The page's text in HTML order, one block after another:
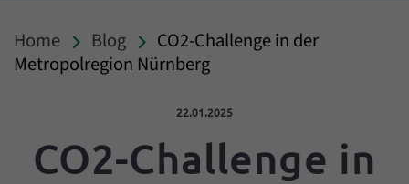
Home Blog
CO2-Challenge in der
Metropolregion Nürnberg
Veröffentlicht am:
22.01.2025
CO2-Challenge in